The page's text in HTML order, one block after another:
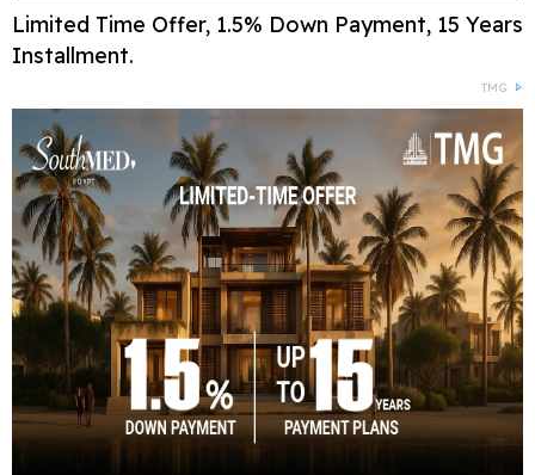
Limited Time Offer, 1.5% Down Payment, 15 Years
Installment.
TMG